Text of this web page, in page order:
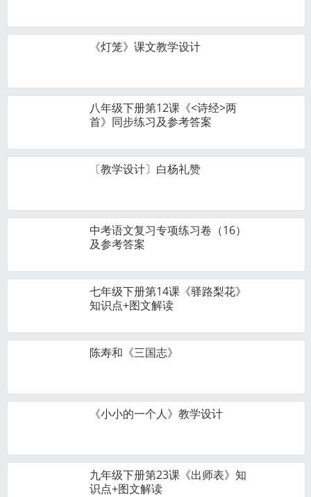
《灯笼》课文教学设计
八年级下册第12课《<诗经>两
首》同步练习及参考答案
〔教学设计〕白杨礼赞
中考语文复习专项练习卷（16）
及参考答案
七年级下册第14课《驿路梨花》
知识点+图文解读
陈寿和《三国志》
《小小的一个人》教学设计
九年级下册第23课《出师表》知
识点+图文解读